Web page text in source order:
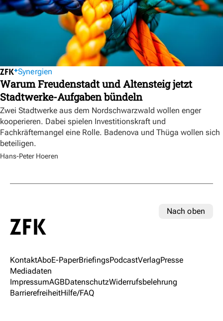
Synergien
Warum Freudenstadt und Altensteig jetzt
Stadtwerke-Aufgaben bündeln
Zwei Stadtwerke aus dem Nordschwarzwald wollen enger
kooperieren. Dabei spielen Investitionskraft und
Fachkräftemangel eine Rolle. Badenova und Thüga wollen sich
beteiligen.
Hans-Peter Hoeren
Nach oben
KontaktAboE-PaperBriefingsPodcastVerlagPresse
Mediadaten
ImpressumAGBDatenschutzWiderrufsbelehrung
BarrierefreiheitHilfe/FAQ